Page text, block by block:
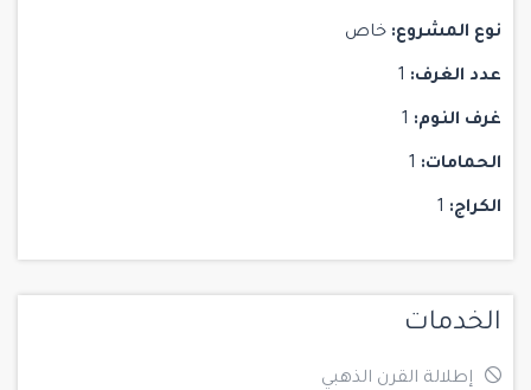
نوع المشروع: خاص
عدد الغرف:
غرف النوم:
الحمامات:
الكراج:
الخدمات
إطلالة القرن الذهبي